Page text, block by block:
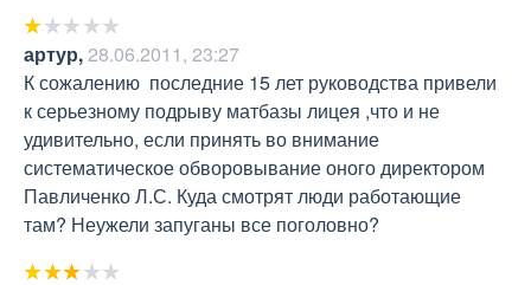
артур,28.06.2011, 23:27
К сожалению  последние 15 лет руководства привели
к серьезному подрыву матбазы лицея ,что и не
удивительно, если принять во внимание
систематическое обворовывание оного директором
Павличенко Л.С. Куда смотрят люди работающие
там? Неужели запуганы все поголовно?